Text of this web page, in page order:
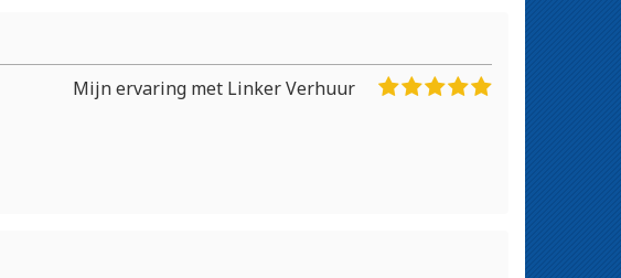
Mijn ervaring met Linker Verhuur